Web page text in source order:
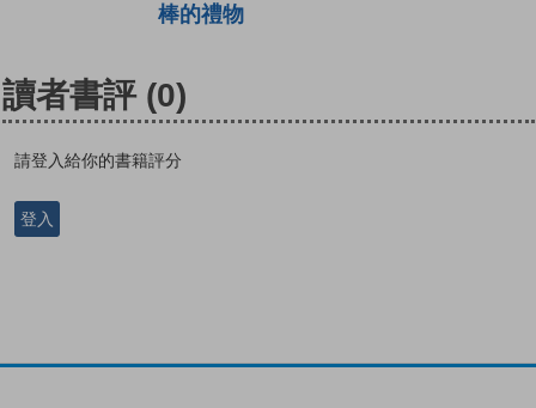
棒的禮物
讀者書評 (0)
請登入給你的書籍評分
登入